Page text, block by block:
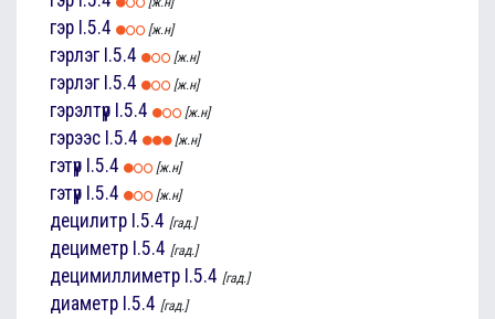
гэр I.5.4 [ж.н]
гэрлэг I.5.4 [ж.н]
гэрлэг I.5.4 [ж.н]
гэрэлтүүр I.5.4 [ж.н]
гэрээс I.5.4 [ж.н]
гэтүүр I.5.4 [ж.н]
гэтүүр I.5.4 [ж.н]
децилитр I.5.4 [гад.]
дециметр I.5.4 [гад.]
децимиллиметр I.5.4 [гад.]
диаметр I.5.4 [гад.]